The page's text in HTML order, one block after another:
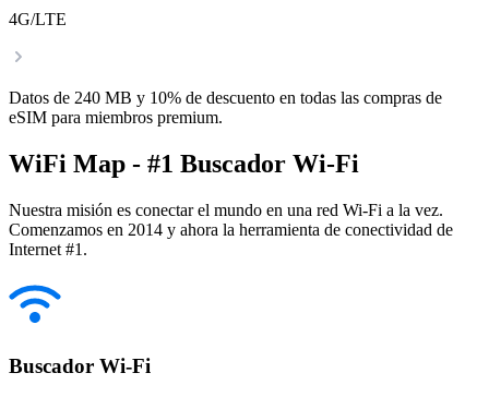
4G/LTE
Datos de 240 MB y 10% de descuento en todas las compras de
eSIM para miembros premium.
WiFi Map - #1 Buscador Wi-Fi
Nuestra misión es conectar el mundo en una red Wi-Fi a la vez.
Comenzamos en 2014 y ahora la herramienta de conectividad de
Internet #1.
Buscador Wi-Fi